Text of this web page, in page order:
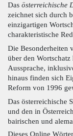
Das österreichische
zeichnet sich durch
einzigartigen
charakteristische
Die Besonderheiten
über den
Aussprache,
hinaus finden sich
Reform von 1996
Das österreichische
und den in
bairischen und
Dieses Online